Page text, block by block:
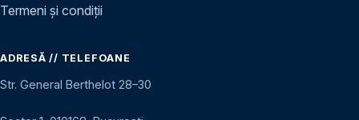
Termeni și condiții
ADRESĂ // TELEFOANE
Str. General Berthelot 28–30